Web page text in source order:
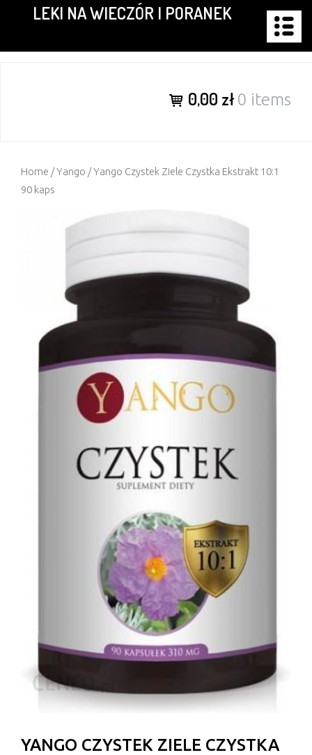
content
LEKI NA WIECZÓR I PORANEK
0,00 zł0 items
Home /Yango / Yango Czystek Ziele Czystka Ekstrakt 10:1
90 kaps
YANGO CZYSTEK ZIELE CZYSTKA